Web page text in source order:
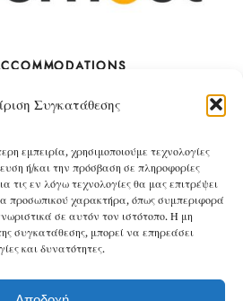
Συγκατάθεσης
εμπειρία, χρησιμοποιούμε τεχνολογίες
ή/και την πρόσβαση σε πληροφορίες
εν λόγω τεχνολογίες θα μας επιτρέψει
προσωπικού χαρακτήρα, όπως συμπεριφορά
σε αυτόν τον ιστότοπο. Η μη
συγκατάθεσης, μπορεί να επηρεάσει
και δυνατότητες.
The Villa
BOOK
Apartment
BOOK